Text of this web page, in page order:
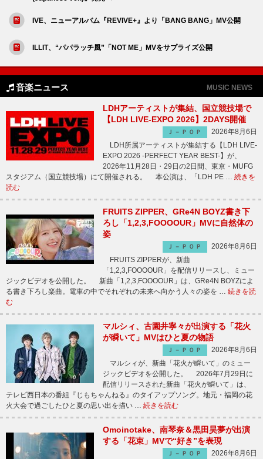
IVE、ニューアルバム『REVIVE+』より「BANG BANG」MV公開
ILLIT、“パパラッチ風”「NOT ME」MVをサプライズ公開
音楽ニュース MUSIC NEWS
LDHアーティストが集結、国立競技場で
【LDH LIVE-EXPO 2026】2DAYS開催
Ｊ－ＰＯＰ
2026年8月6日
LDH所属アーティストが集結する【LDH LIVE-
EXPO 2026 -PERFECT YEAR BEST-】が、
2026年11月28日・29日の2日間、東京・MUFG
スタジアム（国立競技場）にて開催される。 本公演は、「LDH PE … 続きを
読む
FRUITS ZIPPER、GRe4N BOYZ書き下
ろし「1,2,3,FOOOOUR」MVに自然体の
姿
Ｊ－ＰＯＰ
2026年8月6日
FRUITS ZIPPERが、新曲
「1,2,3,FOOOOUR」を配信リリースし、ミュー
ジックビデオを公開した。 新曲「1,2,3,FOOOOUR」は、GRe4N BOYZによ
る書き下ろし楽曲。電車の中でそれぞれの未来へ向かう人々の姿を … 続きを読
む
マルシィ、古園井寧々が出演する「花火
が瞬いて」MVはひと夏の物語
Ｊ－ＰＯＰ
2026年8月6日
マルシィが、新曲「花火が瞬いて」のミュー
ジックビデオを公開した。 2026年7月29日に
配信リリースされた新曲「花火が瞬いて」は、
テレビ西日本の番組『じもちゃんねる』のタイアップソング。地元・福岡の花
火大会で過ごしたひと夏の思い出を描い … 続きを読む
Omoinotake、南琴奈＆黒田昊夢が出演
する「花束」MVで“好き”を表現
Ｊ－ＰＯＰ
2026年8月6日